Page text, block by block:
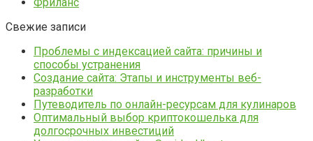
Свежие записи
Проблемы с индексацией сайта: причины и
способы устранения
Создание сайта: Этапы и инструменты веб-
разработки
Путеводитель по онлайн-ресурсам для кулинаров
Оптимальный выбор криптокошелька для
долгосрочных инвестиций